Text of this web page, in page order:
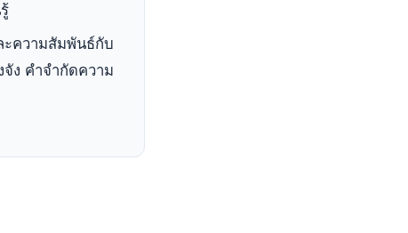
ความสัมพันธ์กับ
จัง คำจำกัดความ